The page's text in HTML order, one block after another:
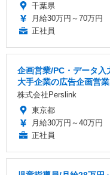
千葉県
月給30万円～70万円
正社員
企画営業/PC・データ入
大手企業の広告企画営
株式会社Perslink
東京都
月給30万円～40万円
正社員